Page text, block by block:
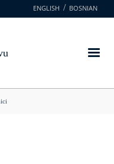
ENGLISH BOSNIAN